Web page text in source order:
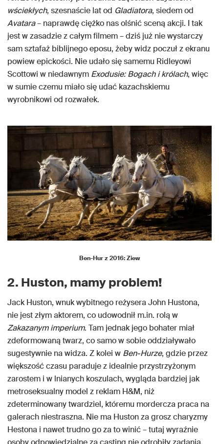
wściekłych, szesnaście lat od Gladiatora, siedem od
Avatara– naprawdę ciężko nas olśnić sceną akcji. I tak
jest w zasadzie z całym filmem – dziś już nie wystarczy
sam sztafaż biblijnego eposu, żeby widz poczuł z ekranu
powiew epickości. Nie udało się samemu Ridleyowi
Scottowi w niedawnym Exodusie: Bogach i królach, więc
w sumie czemu miało się udać kazachskiemu
wyrobnikowi od rozwałek.
Ben-Hur z 2016: Ziew
2. Huston, mamy problem!
Jack Huston, wnuk wybitnego reżysera John Hustona,
nie jest złym aktorem, co udowodnił m.in. rolą w
Zakazanym imperium. Tam jednak jego bohater miał
zdeformowaną twarz, co samo w sobie oddziaływało
sugestywnie na widza. Z kolei w Ben-Hurze, gdzie przez
większość czasu paraduje z idealnie przystrzyżonym
zarostem i w lnianych koszulach, wygląda bardziej jak
metroseksualny model z reklam H&M, niż
zdeterminowany twardziel, któremu mordercza praca na
galerach niestraszna. Nie ma Huston za grosz charyzmy
Hestona i nawet trudno go za to winić – tutaj wyraźnie